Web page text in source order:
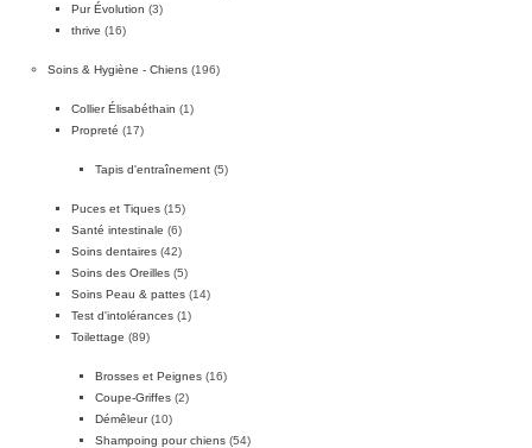
Pur Évolution (3)
thrive (16)
Soins & Hygiène - Chiens (196)
Collier Élisabéthain (1)
Propreté (17)
Tapis d'entraînement (5)
Puces et Tiques (15)
Santé intestinale (6)
Soins dentaires (42)
Soins des Oreilles (5)
Soins Peau & pattes (14)
Test d'intolérances (1)
Toilettage (89)
Brosses et Peignes (16)
Coupe-Griffes (2)
Démêleur (10)
Shampoing pour chiens (54)